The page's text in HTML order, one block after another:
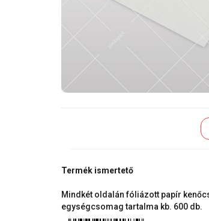
Termék ismertető
Mindkét oldalán fóliázott papír
egységcsomag tartalma kb. 600 db.